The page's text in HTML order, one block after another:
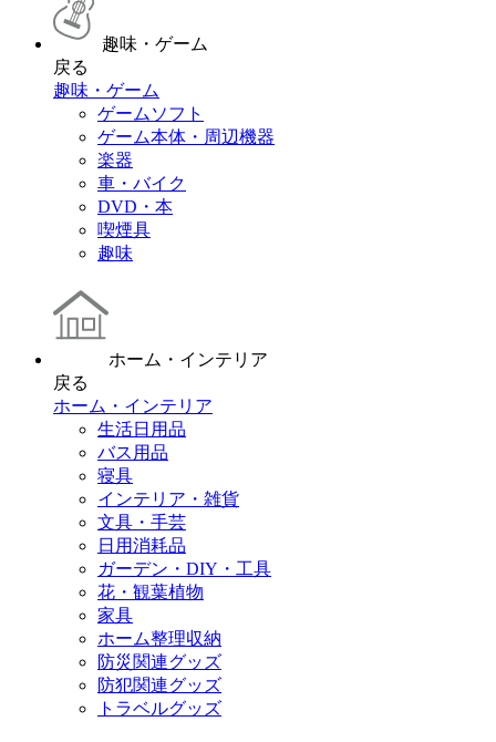
趣味・ゲーム
戻る
趣味・ゲーム
ゲームソフト
ゲーム本体・周辺機器
楽器
車・バイク
DVD・本
喫煙具
趣味
ホーム・インテリア
戻る
ホーム・インテリア
生活日用品
バス用品
寝具
インテリア・雑貨
文具・手芸
日用消耗品
ガーデン・DIY・工具
花・観葉植物
家具
ホーム整理収納
防災関連グッズ
防犯関連グッズ
トラベルグッズ